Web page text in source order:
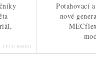
132-UJ00001
Potahovací
nové